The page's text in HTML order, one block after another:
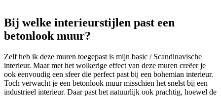
Bij welke interieurstijlen past een
betonlook muur?
Zelf heb ik deze muren toegepast is mijn basic / Scandinavische
interieur. Maar met het wolkerige effect van deze muren creëer je
ook eenvoudig een sfeer die perfect past bij een bohemian interieur.
Toch verwacht je een betonlook muur misschien het snelst bij een
industrieel interieur. Daar past het natuurlijk ook prachtig, hoewel de